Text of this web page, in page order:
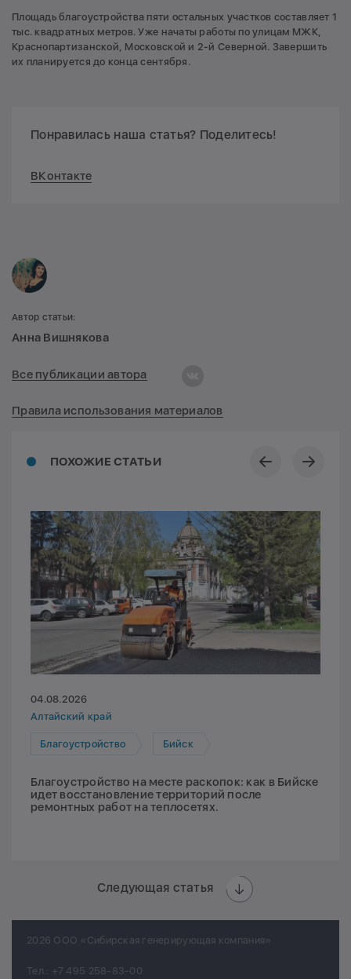
Площадь благоустройства пяти остальных участков составляет 1
тыс. квадратных метров. Уже начаты работы по улицам МЖК,
Краснопартизанской, Московской и 2-й Северной. Завершить
их планируется до конца сентября.
Понравилась наша статья? Поделитесь!
ВКонтакте
ПОХОЖИЕ СТАТЬИ
04.08.2026
Алтайский край
Благоустройство Бийск
Благоустройство на месте раскопок: как в Бийске
идет восстановление территорий после
ремонтных работ на теплосетях.
Следующая статья
Автор статьи:
Анна Вишнякова
Все публикации автора
Правила использования материалов
2026 ООО «Сибирская генерирующая компания»
Тел.: +7 495 258-83-00